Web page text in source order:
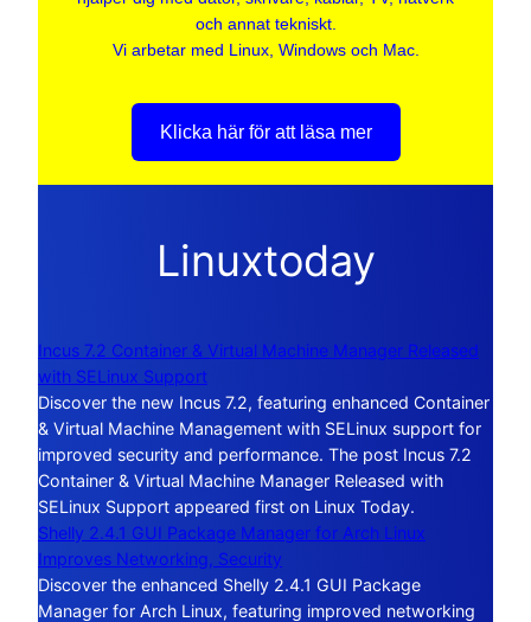
och annat tekniskt.
Vi arbetar med Linux, Windows och Mac.
Klicka här för att läsa mer
Linuxtoday
Incus 7.2 Container & Virtual Machine Manager Released
with SELinux Support
Discover the new Incus 7.2, featuring enhanced Container
& Virtual Machine Management with SELinux support for
improved security and performance. The post Incus 7.2
Container & Virtual Machine Manager Released with
SELinux Support appeared first on Linux Today.
Shelly 2.4.1 GUI Package Manager for Arch Linux
Improves Networking, Security
Discover the enhanced Shelly 2.4.1 GUI Package
Manager for Arch Linux, featuring improved networking